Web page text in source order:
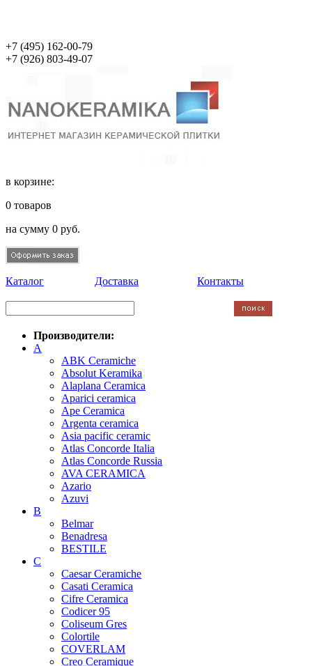
+7 (495) 162-00-79
+7 (926) 803-49-07
в корзине:
0 товаров
на сумму 0 руб.
Каталог Доставка Контакты
Производители:
A
ABK Ceramiche
Absolut Keramika
Alaplana Ceramica
Aparici ceramica
Ape Ceramica
Argenta ceramica
Asia pacific ceramic
Atlas Concorde Italia
Atlas Concorde Russia
AVA CERAMICA
Azario
Azuvi
B
Belmar
Benadresa
BESTILE
C
Caesar Ceramiche
Casati Ceramica
Cifre Ceramica
Codicer 95
Coliseum Gres
Colortile
COVERLAM
Creo Ceramique